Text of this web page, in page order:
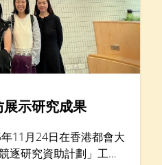
示研究成果
11月24日在香港都會大
逐研究資助計劃」工作